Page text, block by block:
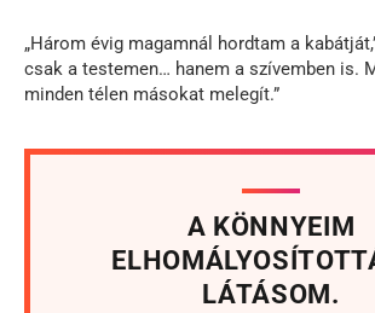
„Három évig magamnál hordtam a
csak a testemen… hanem a szívemben is.
minden télen másokat melegít.”
A KÖNNYEIM
LÁTÁSOM.